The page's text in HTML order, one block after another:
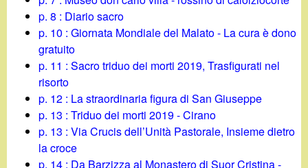
p. 8 : Diario sacro
p. 10 : Giornata Mondiale del Malato - La cura è dono
gratuito
p. 11 : Sacro triduo dei morti 2019, Trasfigurati nel
risorto
p. 12 : La straordinaria figura di San Giuseppe
p. 13 : Triduo dei morti 2019 - Cirano
p. 13 : Via Crucis dell’Unità Pastorale, Insieme dietro
la croce
p. 14 : Da Barzizza al Monastero di Suor Cristina -